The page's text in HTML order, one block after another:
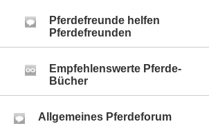
Pferdefreunde helfen
Pferdefreunden
Empfehlenswerte Pferde-
Bücher
Allgemeines Pferdeforum